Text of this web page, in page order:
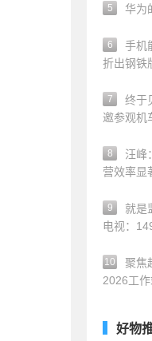
5 华为
6
手机
折出钢铁
7
终于
邀参观机
8
汪峰
营效率显
9
就是
电视：
10
聚焦
2026工作
好物